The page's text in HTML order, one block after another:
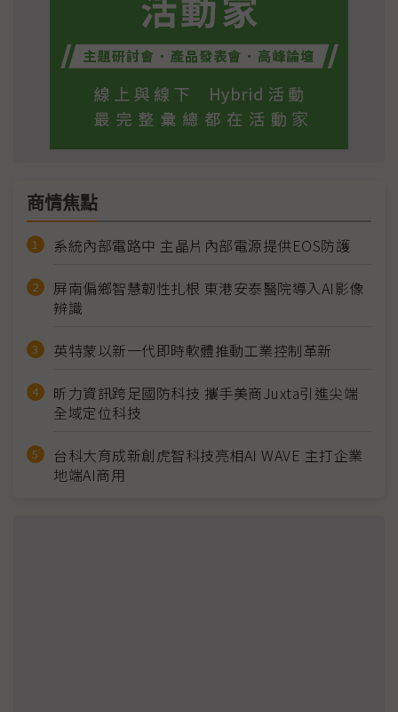
商情焦點
系統內部電路中 主晶片內部電源提供EOS防護
屏南偏鄉智慧韌性扎根 東港安泰醫院導入AI影像
辨識
英特蒙以新一代即時軟體推動工業控制革新
昕力資訊跨足國防科技 攜手美商Juxta引進尖端
全域定位科技
台科大育成新創虎智科技亮相AI WAVE 主打企業
地端AI商用